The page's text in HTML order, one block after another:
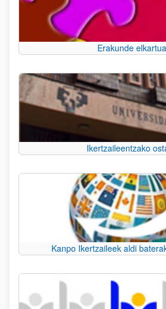
Erakunde
Ikertzaileentzako
Kanpo Ikertzaileek aldi